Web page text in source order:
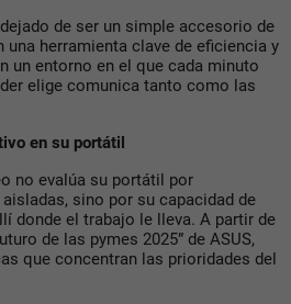
de ser un simple accesorio de
herramienta clave de eficiencia y
un entorno en el que cada minuto
elige comunica tanto como las
en su portátil
no evalúa su portátil por
sino por su capacidad de
donde el trabajo le lleva. A partir de
de las pymes 2025” de ASUS,
que concentran las prioridades del